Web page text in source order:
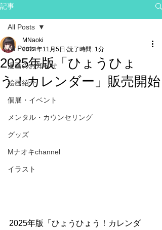
記事
All Posts
漫画のお知らせ
絵画紹介
個展・イベント
メンタル・カウンセリング
グッズ
Mナオキchannel
イラスト
All Posts
2025年版「ひょうひょ
う！カレンダー」販売開始
MNaoki
2024年11月5日 読了時間: 1分
2025年版「ひょうひょう！カレンダ